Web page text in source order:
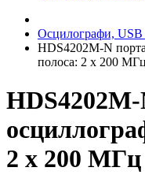
Осцилографи, USB
HDS4202M-N
полоса: 2 х 200 МГц
2 х 200 МГц